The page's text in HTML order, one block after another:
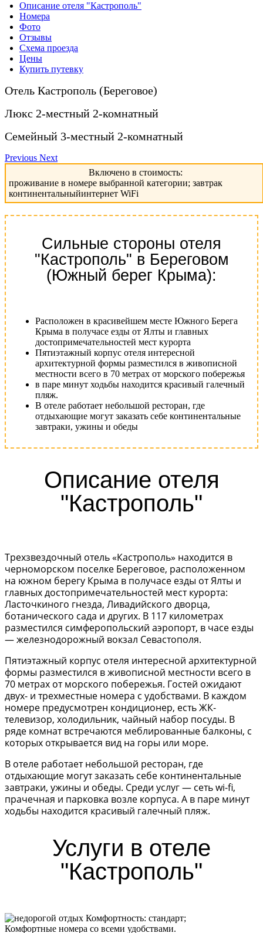
Описание отеля "Кастрополь"
Номера
Фото
Отзывы
Схема проезда
Цены
Купить путевку
Отель Кастрополь (Береговое)
Люкс 2-местный 2-комнатный
Семейный 3-местный 2-комнатный
Previous Next
Включено в стоимость:
проживание в номере выбранной категории; завтрак
континентальныйинтернет WiFi
Сильные стороны отеля
"Кастрополь" в Береговом
(Южный берег Крыма):
Расположен в красивейшем месте Южного Берега
Крыма в получасе езды от Ялты и главных
достопримечательностей мест курорта
Пятиэтажный корпус отеля интересной
архитектурной формы разместился в живописной
местности всего в 70 метрах от морского побережья
в паре минут ходьбы находится красивый галечный
пляж.
В отеле работает небольшой ресторан, где
отдыхающие могут заказать себе континентальные
завтраки, ужины и обеды
Описание отеля
"Кастрополь"
Трехзвездочный отель «Кастрополь» находится в
черноморском поселке Береговое, расположенном
на южном берегу Крыма в получасе езды от Ялты и
главных достопримечательностей мест курорта:
Ласточкиного гнезда, Ливадийского дворца,
ботанического сада и других. В 117 километрах
разместился симферопольский аэропорт, в часе езды
— железнодорожный вокзал Севастополя.
Пятиэтажный корпус отеля интересной архитектурной
формы разместился в живописной местности всего в
70 метрах от морского побережья. Гостей ожидают
двух- и трехместные номера с удобствами. В каждом
номере предусмотрен кондиционер, есть ЖК-
телевизор, холодильник, чайный набор посуды. В
ряде комнат встречаются меблированные балконы, с
которых открывается вид на горы или море.
В отеле работает небольшой ресторан, где
отдыхающие могут заказать себе континентальные
завтраки, ужины и обеды. Среди услуг — сеть wi-fi,
прачечная и парковка возле корпуса. А в паре минут
ходьбы находится красивый галечный пляж.
Услуги в отеле
"Кастрополь"
Комфортность: стандарт;
Комфортные номера со всеми удобствами.